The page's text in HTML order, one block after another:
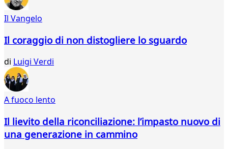
Il Vangelo
Il coraggio di non distogliere lo sguardo
di Luigi Verdi
A fuoco lento
Il lievito della riconciliazione: l’impasto nuovo di
una generazione in cammino